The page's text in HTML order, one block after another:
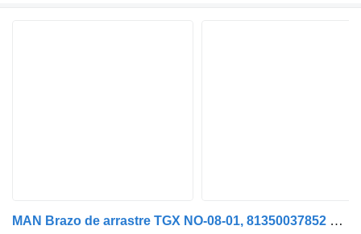
MAN Brazo de arrastre TGX NO-08-01, 81350037852 eje para camión